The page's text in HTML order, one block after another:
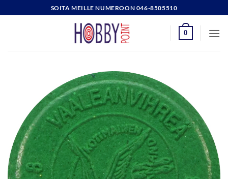
to
SOITA MEILLE NUMEROON 046-8505510
0